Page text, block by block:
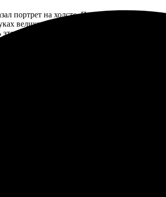
портрет на холсте. Процесс заказа
великолепное изображение, которое
украшение моей комнаты. Определенно,
и понятный. Менеджеры оперативно
ценит индивидуальный подход.